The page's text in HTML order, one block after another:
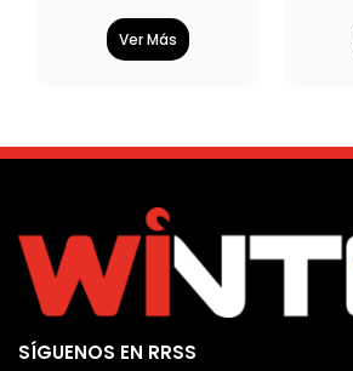
Ver Más
SÍGUENOS EN RRSS